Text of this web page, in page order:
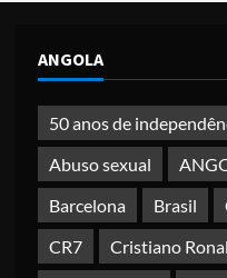
ANGOLA
50 anos de
Abuso sexual
Barcelona
Brasil
CR7
Cristiano